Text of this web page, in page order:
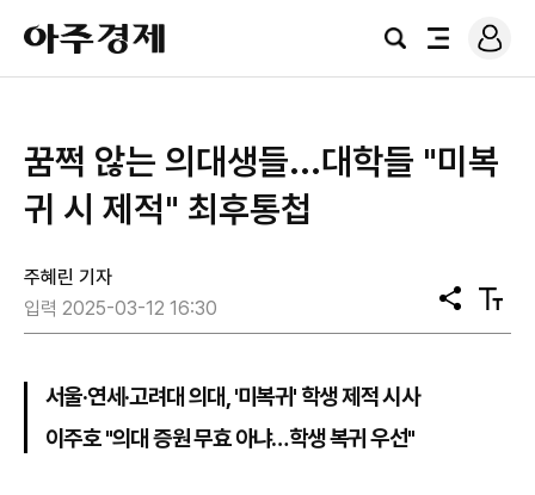
아
주
경
검
전
로
그
꿈쩍 않는 의대생들...대학들 "미복
귀 시 제적" 최후통첩
주혜린 기자
입력 2025-03-12 16:30
공
유
텍
스
서울·연세·고려대 의대, '미복귀' 학생 제적 시사
이주호 "의대 증원 무효 아냐…학생 복귀 우선"